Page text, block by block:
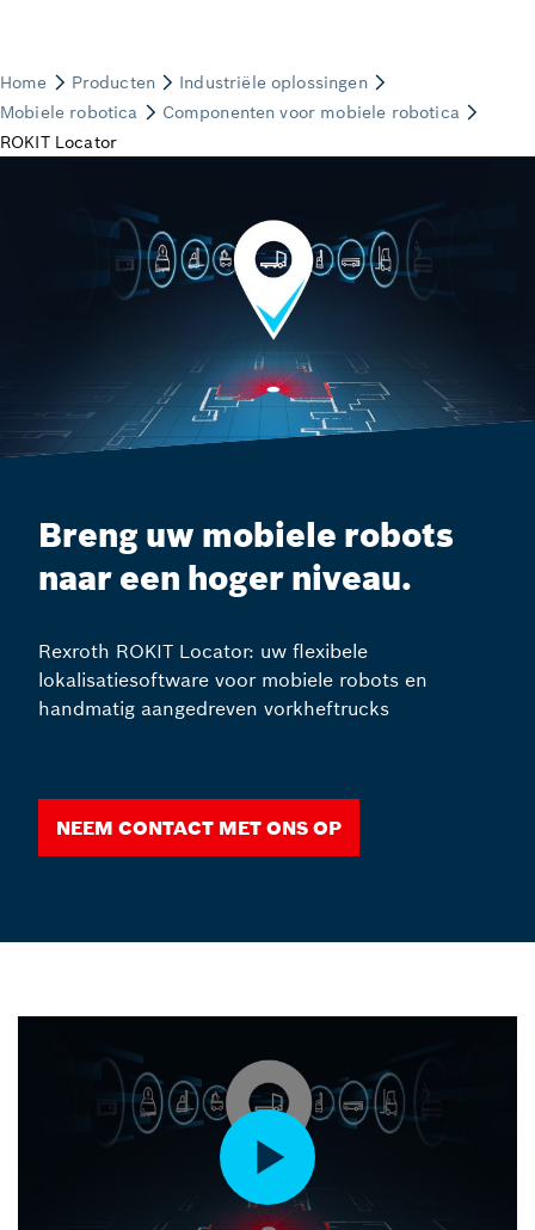
Breng uw mobiele robots
naar een hoger niveau.
Rexroth ROKIT Locator: uw flexibele
lokalisatiesoftware voor mobiele robots en
handmatig aangedreven vorkheftrucks
Neem contact met ons op